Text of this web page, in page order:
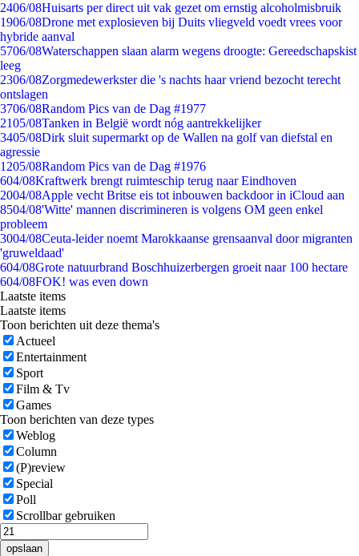
2406/08Huisarts per direct uit vak gezet om ernstig alcoholmisbruik
1906/08Drone met explosieven bij Duits vliegveld voedt vrees voor
hybride aanval
5706/08Waterschappen slaan alarm wegens droogte: Gereedschapskist
leeg
2306/08Zorgmedewerkster die 's nachts haar vriend bezocht terecht
ontslagen
3706/08Random Pics van de Dag #1977
2105/08Tanken in België wordt nóg aantrekkelijker
3405/08Dirk sluit supermarkt op de Wallen na golf van diefstal en
agressie
1205/08Random Pics van de Dag #1976
604/08Kraftwerk brengt ruimteschip terug naar Eindhoven
2004/08Apple vecht Britse eis tot inbouwen backdoor in iCloud aan
8504/08'Witte' mannen discrimineren is volgens OM geen enkel
probleem
3004/08Ceuta-leider noemt Marokkaanse grensaanval door migranten
'gruweldaad'
604/08Grote natuurbrand Boschhuizerbergen groeit naar 100 hectare
604/08FOK! was even down
Laatste items
Laatste items
Toon berichten uit deze thema's
Actueel
Entertainment
Sport
Film & Tv
Games
Toon berichten van deze types
Weblog
Column
(P)review
Special
Poll
Scrollbar gebruiken
opslaan